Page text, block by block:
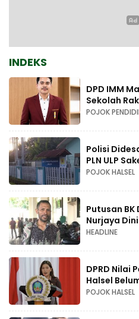
INDEKS
DPD IMM
Sekolah
POJOK
Polisi
PLN ULP
POJOK HALSEL
Putusan BK
Nurjaya
HEADLINE
DPRD Nilai
Halsel
POJOK HALSEL